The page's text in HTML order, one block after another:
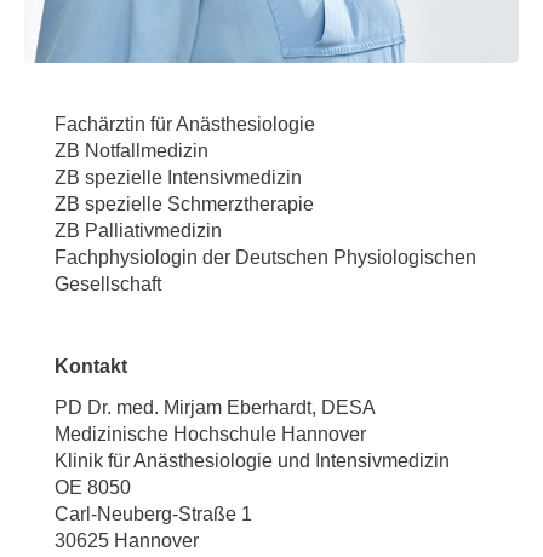
Fachärztin für Anästhesiologie
ZB Notfallmedizin
ZB spezielle Intensivmedizin
ZB spezielle Schmerztherapie
ZB Palliativmedizin
Fachphysiologin der Deutschen Physiologischen
Gesellschaft
Kontakt
PD Dr. med. Mirjam Eberhardt, DESA
Medizinische Hochschule Hannover
Klinik für Anästhesiologie und Intensivmedizin
OE 8050
Carl-Neuberg-Straße 1
30625 Hannover